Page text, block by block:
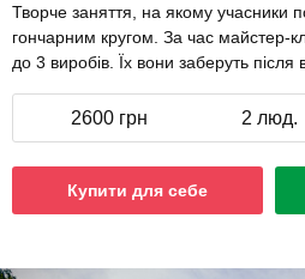
Творче заняття, на якому учасники
гончарним кругом. За час майстер-
до 3 виробів. Їх вони заберуть після
2600 грн 2 люд.
Купити для себе